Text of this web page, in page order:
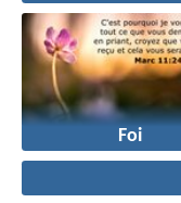
Foi